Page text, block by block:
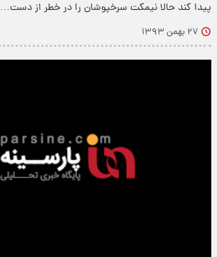
پیدا کند حالا نیمکت سرخپوشان را در خطر از دست…
۲۷ بهمن ۱۳۹۳